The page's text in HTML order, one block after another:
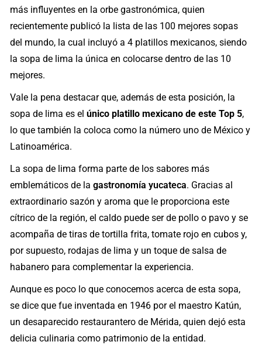
más influyentes en la orbe gastronómica, quien
recientemente publicó la lista de las 100 mejores sopas
del mundo, la cual incluyó a 4 platillos mexicanos, siendo
la sopa de lima la única en colocarse dentro de las 10
mejores.
Vale la pena destacar que, además de esta posición, la
sopa de lima es elúnico platillo mexicano de este Top 5,
lo que también la coloca como la número uno de México y
Latinoamérica.
La sopa de lima forma parte de los sabores más
emblemáticos de lagastronomía yucateca. Gracias al
extraordinario sazón y aroma que le proporciona este
cítrico de la región, el caldo puede ser de pollo o pavo y se
acompaña de tiras de tortilla frita, tomate rojo en cubos y,
por supuesto, rodajas de lima y un toque de salsa de
habanero para complementar la experiencia.
Aunque es poco lo que conocemos acerca de esta sopa,
se dice que fue inventada en 1946 por el maestro Katún,
un desaparecido restaurantero de Mérida, quien dejó esta
delicia culinaria como patrimonio de la entidad.